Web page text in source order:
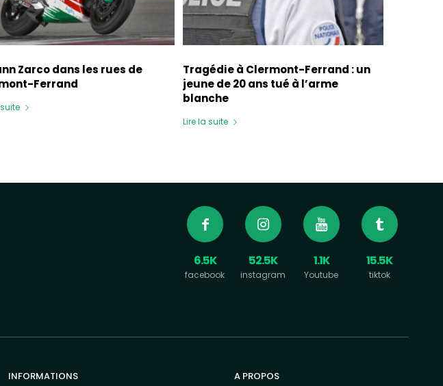
Zarco dans les rues de
Ferrand
Tragédie à Clermont-Ferrand : un
jeune de 20 ans tué à l’arme
blanche
Lire la suite
15.5K
tiktok
1.1K
Youtube
52.5K
instagram
6.5K
facebook
INFORMATIONS A PROPOS